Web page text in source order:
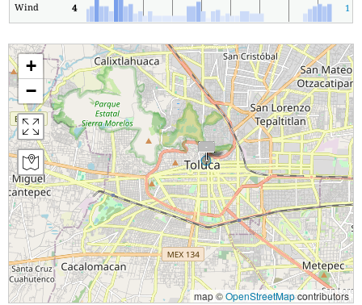
Wind 4 1
+
−
map ©OpenStreetMapcontributors